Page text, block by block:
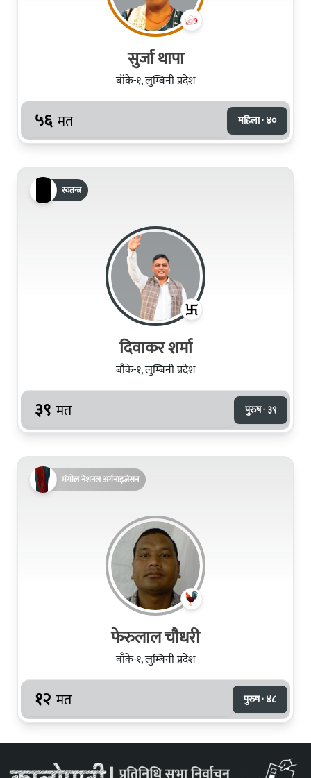
सुर्जा थापा
बाँके-१, लुम्बिनी प्रदेश
५६ मत महिला · ४०
स्वतन्त्र
दिवाकर​ शर्मा
बाँके-१, लुम्बिनी प्रदेश
३९ मत पुरुष · ३९
मंगोल नेशनल अर्गनाइजेसन
फेरुलाल चौधरी
बाँके-१, लुम्बिनी प्रदेश
१२ मत पुरुष · ४८